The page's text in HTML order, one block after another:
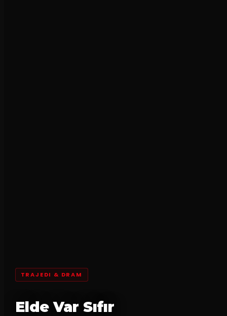
TRAJEDI & DRAM
Elde Var Sıfır